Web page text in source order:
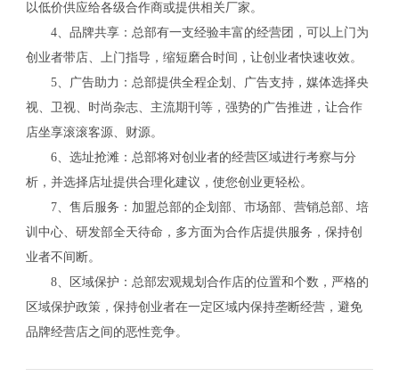
以低价供应给各级合作商或提供相关厂家。
4、品牌共享：总部有一支经验丰富的经营团，可以上门为
创业者带店、上门指导，缩短磨合时间，让创业者快速收效。
5、广告助力：总部提供全程企划、广告支持，媒体选择央
视、卫视、时尚杂志、主流期刊等，强势的广告推进，让合作
店坐享滚滚客源、财源。
6、选址抢滩：总部将对创业者的经营区域进行考察与分
析，并选择店址提供合理化建议，使您创业更轻松。
7、售后服务：加盟总部的企划部、市场部、营销总部、培
训中心、研发部全天待命，多方面为合作店提供服务，保持创
业者不间断。
8、区域保护：总部宏观规划合作店的位置和个数，严格的
区域保护政策，保持创业者在一定区域内保持垄断经营，避免
品牌经营店之间的恶性竞争。